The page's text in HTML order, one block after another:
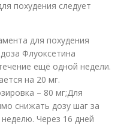
похудения следует
для похудения
Флуоксетина
ещё одной недели.
на 20 мг.
– 80 мг;Для
снижать дозу шаг за
Через 16 дней